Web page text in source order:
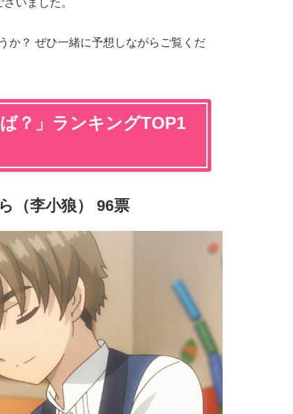
か？ ぜひ一緒に予想しながらご覧くだ
？」ランキングTOP1
（李小狼） 96票